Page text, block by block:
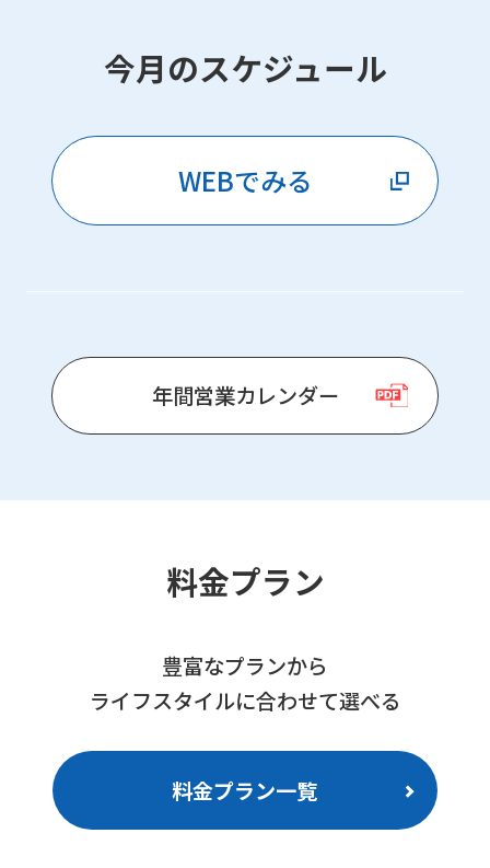
今月のスケジュール
WEBでみる
年間営業カレンダー
料金プラン
豊富なプランから
ライフスタイルに合わせて選べる
料金プラン一覧